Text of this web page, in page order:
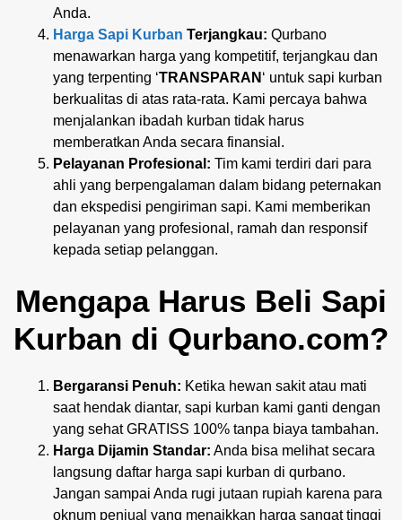
Anda.
Harga Sapi Kurban Terjangkau: Qurbano
menawarkan harga yang kompetitif, terjangkau dan
yang terpenting ‘TRANSPARAN ‘ untuk sapi kurban
berkualitas di atas rata-rata. Kami percaya bahwa
menjalankan ibadah kurban tidak harus
memberatkan Anda secara finansial.
Pelayanan Profesional: Tim kami terdiri dari para
ahli yang berpengalaman dalam bidang peternakan
dan ekspedisi pengiriman sapi. Kami memberikan
pelayanan yang profesional, ramah dan responsif
kepada setiap pelanggan.
Mengapa Harus Beli Sapi
Kurban di Qurbano.com?
Bergaransi Penuh: Ketika hewan sakit atau mati
saat hendak diantar, sapi kurban kami ganti dengan
yang sehat GRATISS 100% tanpa biaya tambahan.
Harga Dijamin Standar: Anda bisa melihat secara
langsung daftar harga sapi kurban di qurbano.
Jangan sampai Anda rugi jutaan rupiah karena para
oknum penjual yang menaikkan harga sangat tinggi